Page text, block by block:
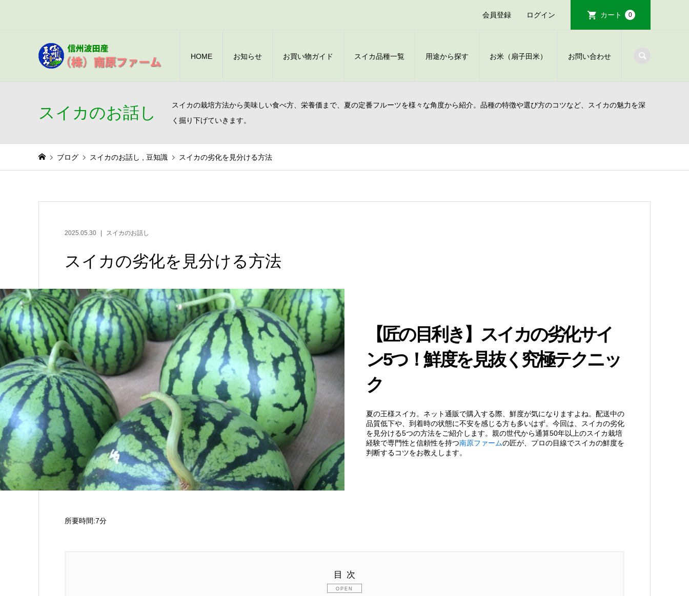
会員登録 ログイン カート 0
HOME お知らせ お買い物ガイド スイカ品種一覧 用途から探す お米（扇子田米） お問い合わせ
スイカのお話し
スイカの栽培方法から美味しい食べ方、栄養価まで、夏の定番フルーツを様々な角度から紹介。品種の特徴や選び方のコツなど、スイカの魅力を深
く掘り下げていきます。
ブログ スイカのお話し 豆知識 スイカの劣化を見分ける方法
2025.05.30 スイカのお話し
スイカの劣化を見分ける方法
【匠の目利き】スイカの劣化サイ
ン5つ！鮮度を見抜く究極テクニッ
ク
夏の王様スイカ。ネット通販で購入する際、鮮度が気になりますよね。配送中の
品質低下や、到着時の状態に不安を感じる方も多いはず。今回は、スイカの劣化
を見分ける5つの方法をご紹介します。親の世代から通算50年以上のスイカ栽培
経験で専門性と信頼性を持つ南原ファームの匠が、プロの目線でスイカの鮮度を
判断するコツをお教えします。
所要時間:7分
目次